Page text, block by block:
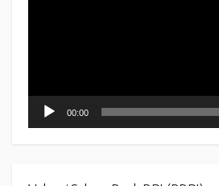
00:00